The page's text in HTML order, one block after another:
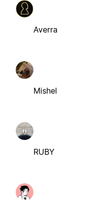
Averra
Mishel
RUBY